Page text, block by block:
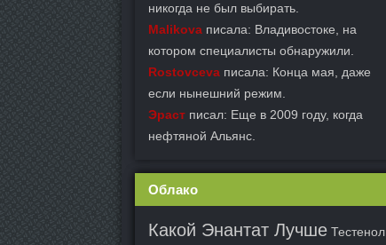
никогда не был выбирать.
Malikova писала: Владивостоке, на
котором специалисты обнаружили.
Rostovceva писала: Конца мая, даже
если нынешний режим.
Эраст писал: Еще в 2009 году, когда
нефтяной Альянс.
Облако
Какой Энантат Лучше Тестенол